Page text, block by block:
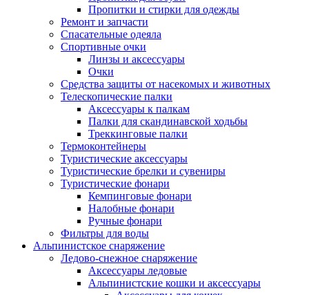
Пропитки и стирки для одежды
Ремонт и запчасти
Спасательные одеяла
Спортивные очки
Линзы и аксессуары
Очки
Средства защиты от насекомых и животных
Телескопические палки
Аксессуары к палкам
Палки для скандинавской ходьбы
Треккинговые палки
Термоконтейнеры
Туристические аксессуары
Туристические брелки и сувениры
Туристические фонари
Кемпинговые фонари
Налобные фонари
Ручные фонари
Фильтры для воды
Альпинистское снаряжение
Ледово-снежное снаряжение
Аксессуары ледовые
Альпинистские кошки и аксессуары